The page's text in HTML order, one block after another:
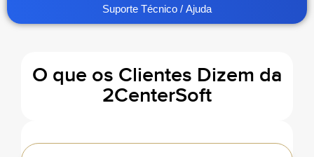
Suporte Técnico / Ajuda
O que os Clientes Dizem da
2CenterSoft